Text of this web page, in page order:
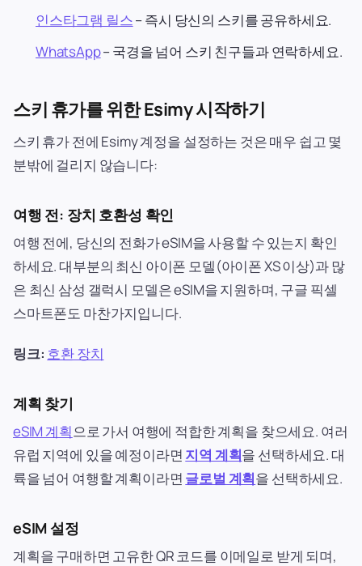
인스타그램 릴스– 즉시 당신의 스키를 공유하세요.
WhatsApp– 국경을 넘어 스키 친구들과 연락하세요.
스키 휴가를 위한 Esimy 시작하기
스키 휴가 전에 Esimy 계정을 설정하는 것은 매우 쉽고 몇
분밖에 걸리지 않습니다:
여행 전: 장치 호환성 확인
여행 전에, 당신의 전화가 eSIM을 사용할 수 있는지 확인
하세요. 대부분의 최신 아이폰 모델(아이폰 XS 이상)과 많
은 최신 삼성 갤럭시 모델은 eSIM을 지원하며, 구글 픽셀
스마트폰도 마찬가지입니다.
링크: 호환 장치
계획 찾기
eSIM 계획으로 가서 여행에 적합한 계획을 찾으세요. 여러
유럽 지역에 있을 예정이라면 지역 계획을 선택하세요. 대
륙을 넘어 여행할 계획이라면 글로벌 계획을 선택하세요.
eSIM 설정
계획을 구매하면 고유한 QR 코드를 이메일로 받게 되며,